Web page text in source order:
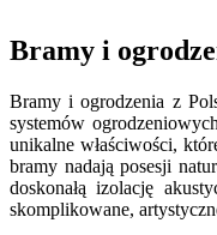
Bramy i
Bramy i ogrodzenia z
systemów
unikalne właściwości,
bramy nadają posesji
doskonałą izolację
skomplikowane,